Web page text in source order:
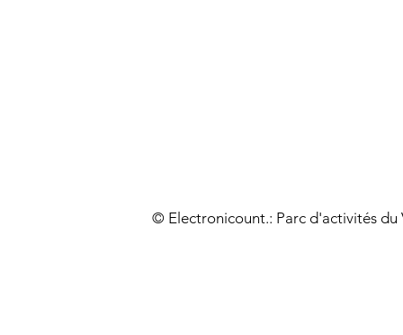
© Electronicount.: Parc d'activités du